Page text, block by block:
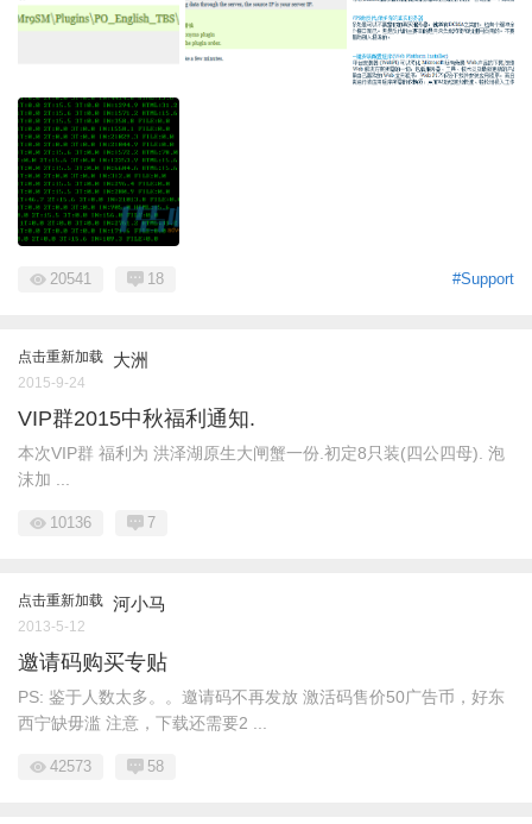
#Support
20541 18
点击重新加载 大洲
2015-9-24
VIP群2015中秋福利通知.
本次VIP群 福利为 洪泽湖原生大闸蟹一份.初定8只装(四公四母). 泡
沫加 ...
10136 7
点击重新加载 河小马
2013-5-12
邀请码购买专贴
PS: 鉴于人数太多。。邀请码不再发放 激活码售价50广告币，好东
西宁缺毋滥 注意，下载还需要2 ...
42573 58